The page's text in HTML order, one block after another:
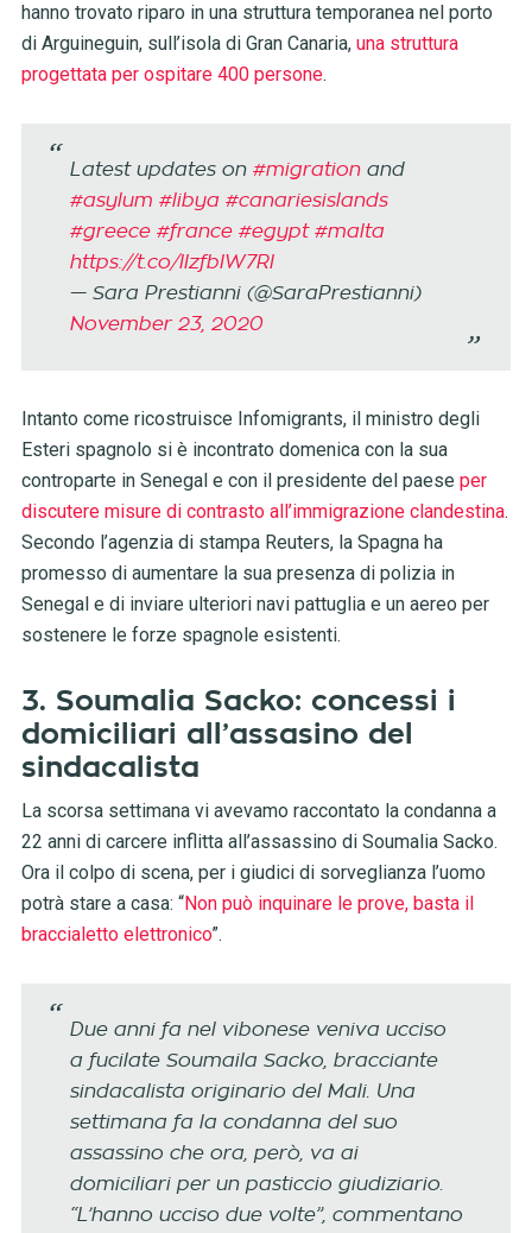
hanno trovato riparo in una struttura temporanea nel porto
di Arguineguin, sull’isola di Gran Canaria, una struttura
progettata per ospitare 400 persone.
Latest updates on #migrationand
#asylum #libya #canariesislands
#greece #france #egypt #malta
https://t.co/IIzfbIW7RI
— Sara Prestianni (@SaraPrestianni)
November 23, 2020
Intanto come ricostruisce Infomigrants, il ministro degli
Esteri spagnolo si è incontrato domenica con la sua
controparte in Senegal e con il presidente del paeseper
discutere misure di contrasto all’immigrazione clandestina.
Secondo l’agenzia di stampa Reuters, la Spagna ha
promesso di aumentare la sua presenza di polizia in
Senegal e di inviare ulteriori navi pattuglia e un aereo per
sostenere le forze spagnole esistenti.
3. Soumalia Sacko: concessi i
domiciliari all’assasino del
sindacalista
La scorsa settimana vi avevamo raccontato la condanna a
22 anni di carcere inflitta all’assassino di Soumalia Sacko.
Ora il colpo di scena, per i giudici di sorveglianza l’uomo
potrà stare a casa: “Non può inquinare le prove, basta il
braccialetto elettronico”.
Due anni fa nel vibonese veniva ucciso
a fucilate Soumaila Sacko, bracciante
sindacalista originario del Mali. Una
settimana fa la condanna del suo
assassino che ora, però, va ai
domiciliari per un pasticcio giudiziario.
“L’hanno ucciso due volte”, commentano